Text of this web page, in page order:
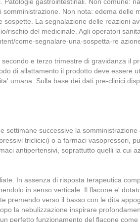
Non nota: edema delle
La segnalazione delle reazioni
rischio del medicinale. Agli operatori
come-segnalare-una-sospetta-re
e terzo trimestre di gravidanza il
di allattamento il prodotto deve essere
umana. Sulla base dei dati pre-clinici
successive la somministrazione
triclicici) o a farmaci vasopressori,
antipertensivi, soprattutto quelli la cui
In assenza di risposta terapeutica
in senso verticale. Il flacone e'
premendo verso il basso con le dita
la nebulizzazione inspirare
perfetto funzionamento del flacone come